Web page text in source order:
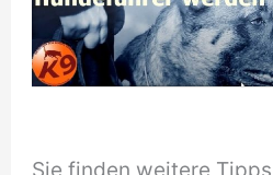
Sie finden weitere